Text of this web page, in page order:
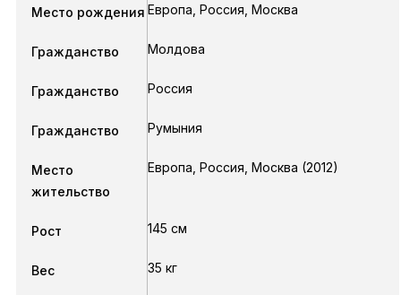
Место рождения Европа, Россия, Москва
Гражданство Молдова
Гражданство Россия
Гражданство Румыния
Место
жительство
Европа, Россия, Москва (2012)
Рост 145 см
Вес 35 кг